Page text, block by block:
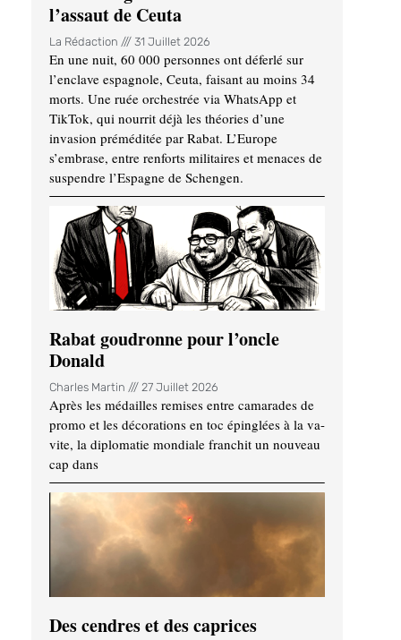
l’assaut de Ceuta
La Rédaction 31 Juillet 2026
En une nuit, 60 000 personnes ont déferlé sur
l’enclave espagnole, Ceuta, faisant au moins 34
morts. Une ruée orchestrée via WhatsApp et
TikTok, qui nourrit déjà les théories d’une
invasion préméditée par Rabat. L’Europe
s’embrase, entre renforts militaires et menaces de
suspendre l’Espagne de Schengen.
Rabat goudronne pour l’oncle
Donald
Charles Martin 27 Juillet 2026
Après les médailles remises entre camarades de
promo et les décorations en toc épinglées à la va-
vite, la diplomatie mondiale franchit un nouveau
cap dans
Des cendres et des caprices